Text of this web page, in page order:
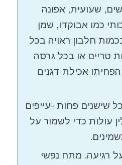
שעועית, אפונה
כמו אבוקדו, שמן
חלבון ראויה בכל
טריים או בכל גרסה
אכילת דגנים
שישנים פחות -עייפים
עולות כדי לשמור על
רגיעה. מתח נפשי